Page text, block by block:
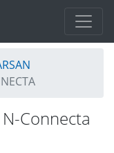
Connecta